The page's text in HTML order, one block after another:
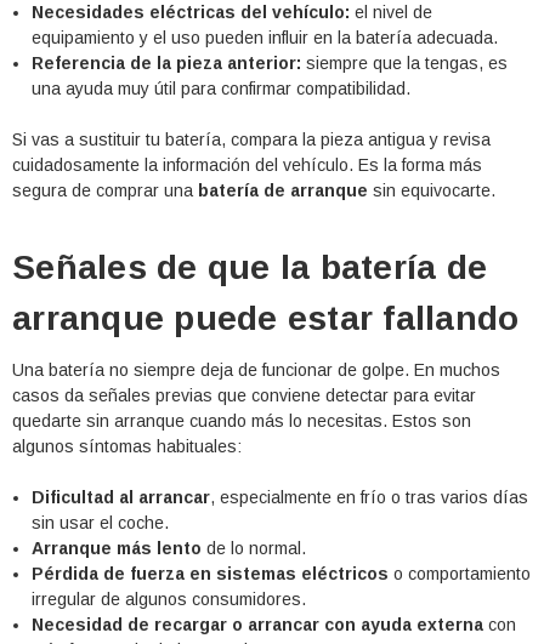
Necesidades eléctricas del vehículo: el nivel de
equipamiento y el uso pueden influir en la batería adecuada.
Referencia de la pieza anterior: siempre que la tengas, es
una ayuda muy útil para confirmar compatibilidad.
Si vas a sustituir tu batería, compara la pieza antigua y revisa
cuidadosamente la información del vehículo. Es la forma más
segura de comprar una batería de arranque sin equivocarte.
Señales de que la batería de
arranque puede estar fallando
Una batería no siempre deja de funcionar de golpe. En muchos
casos da señales previas que conviene detectar para evitar
quedarte sin arranque cuando más lo necesitas. Estos son
algunos síntomas habituales:
Dificultad al arrancar, especialmente en frío o tras varios días
sin usar el coche.
Arranque más lento de lo normal.
Pérdida de fuerza en sistemas eléctricos o comportamiento
irregular de algunos consumidores.
Necesidad de recargar o arrancar con ayuda externa con